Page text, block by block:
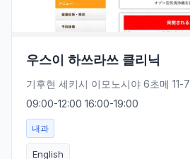
우스이 하쓰라쓰 클리닉
기후현 세키시 이모노시야 6초메 11-7
09:00-12:00 16:00-19:00
내과
English